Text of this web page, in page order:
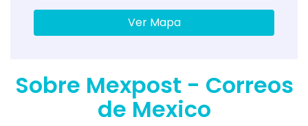
Ver Mapa
Sobre Mexpost - Correos
de Mexico